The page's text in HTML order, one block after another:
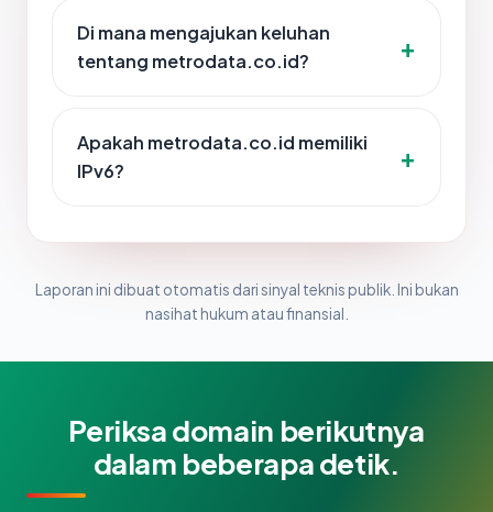
Di mana mengajukan keluhan
tentang metrodata.co.id?
Apakah metrodata.co.id memiliki
IPv6?
Laporan ini dibuat otomatis dari sinyal teknis publik. Ini bukan
nasihat hukum atau finansial.
Periksa domain berikutnya
dalam beberapa detik.